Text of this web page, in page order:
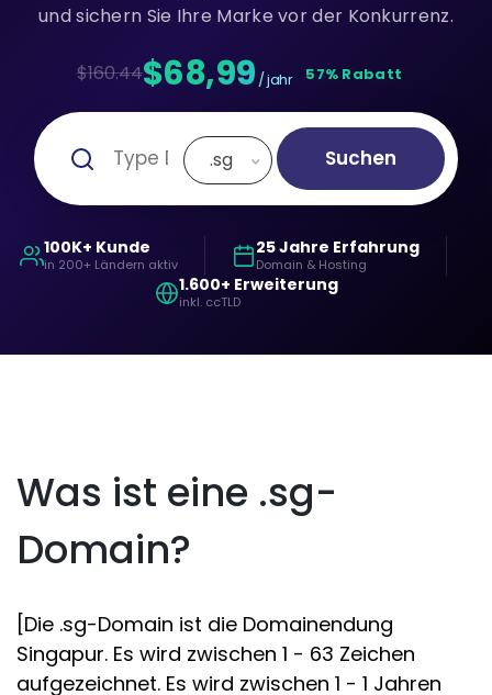
und sichern Sie Ihre Marke vor der Konkurrenz.
$160.44$68,99 / jahr 57% Rabatt
.sg Suchen
100K+ Kunde
in 200+ Ländern aktiv
25 Jahre Erfahrung
Domain & Hosting
1.600+ Erweiterung
inkl. ccTLD
Was ist eine .sg-
Domain?
[Die .sg-Domain ist die Domainendung
Singapur. Es wird zwischen 1 - 63 Zeichen
aufgezeichnet. Es wird zwischen 1 - 1 Jahren